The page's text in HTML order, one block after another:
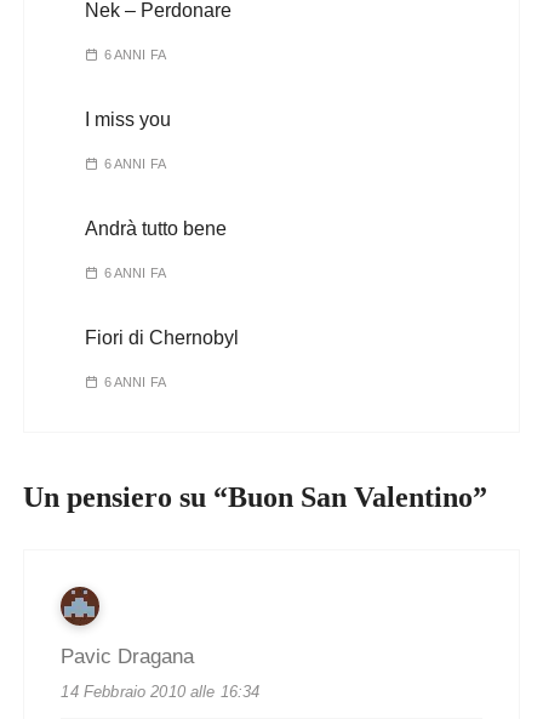
Nek – Perdonare
6 ANNI FA
I miss you
6 ANNI FA
Andrà tutto bene
6 ANNI FA
Fiori di Chernobyl
6 ANNI FA
Un pensiero su “Buon San Valentino”
Pavic Dragana
14 Febbraio 2010 alle 16:34